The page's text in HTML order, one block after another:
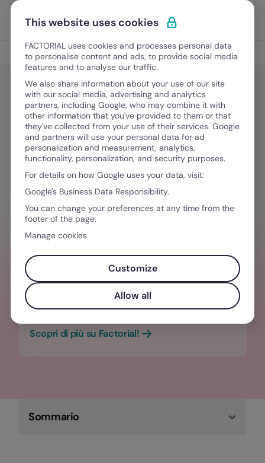
Vai al contenuto
Scopri Factorial
Gestione del personale
Gestione del personale
150 ore diritto allo studio:
normativa, requisiti e dettagli [+
Modello]
9 Febbraio, 2026·5 minuti di lettura
HAI BISOGNO D´AIUTO PER GESTIRE I TEAM
Valorizza l'esperienza dei tuoi team con
una gestione del personale
centralizzata, semplice e veloce.
Scopri di più su Factorial!
Sommario
This website uses cookies
FACTORIAL uses cookies and processes personal data
to personalise content and ads, to provide social media
features and to analyse our traffic.
We also share information about your use of our site
with our social media, advertising and analytics
partners, including Google, who may combine it with
other information that you've provided to them or that
they've collected from your use of their services. Google
and partners will use your personal data for ad
personalization and measurement, analytics,
functionality, personalization, and security purposes.
For details on how Google uses your data, visit:
Google's Business Data Responsibility.
You can change your preferences at any time from the
footer of the page.
Manage cookies
Customize
Allow all